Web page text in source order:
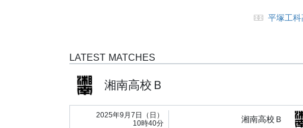
平塚工科
LATEST MATCHES
湘南高校Ｂ
2025年9月7日（日）
10時40分
湘南高校Ｂ